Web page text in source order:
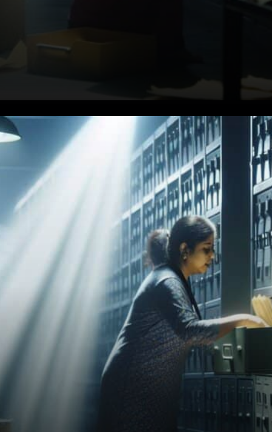
Un démarrage en fanfare